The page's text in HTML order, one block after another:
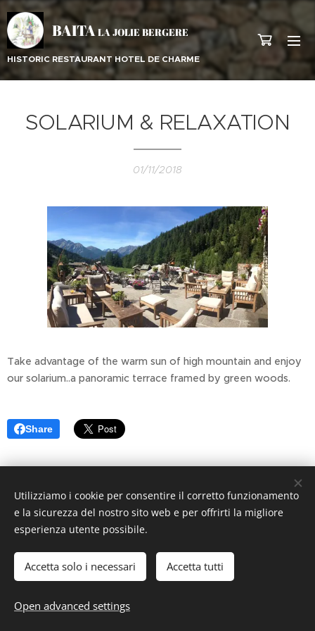
BAITA LA JOLIE BERGERE
HISTORIC RESTAURANT HOTEL DE CHARME
SOLARIUM & RELAXATION
01/11/2018
Take advantage of the warm sun of high mountain and enjoy
our solarium..a panoramic terrace framed by green woods.
Share
Cookies
Italiano
Utilizziamo i cookie per consentire il corretto funzionamento
e la sicurezza del nostro sito web e per offrirti la migliore
esperienza utente possibile.
Accetta solo i necessari Accetta tutti
Open advanced settings